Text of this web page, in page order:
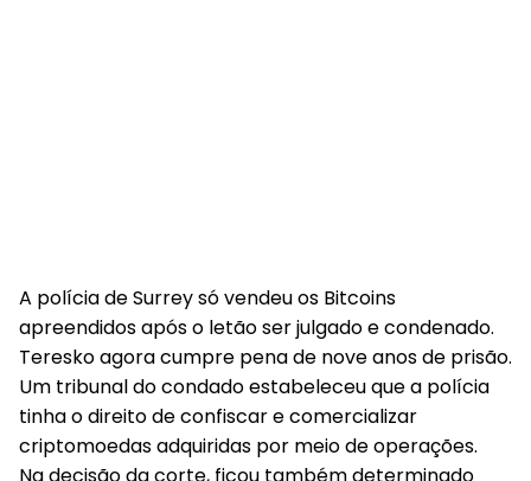
A polícia de Surrey só vendeu os Bitcoins
apreendidos após o letão ser julgado e condenado.
Teresko agora cumpre pena de nove anos de prisão.
Um tribunal do condado estabeleceu que a polícia
tinha o direito de confiscar e comercializar
criptomoedas adquiridas por meio de operações.